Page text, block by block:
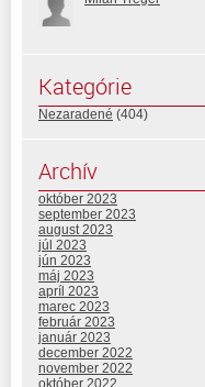
Kategórie
Nezaradené (404)
Archív
október 2023
september 2023
august 2023
júl 2023
jún 2023
máj 2023
apríl 2023
marec 2023
február 2023
január 2023
december 2022
november 2022
október 2022